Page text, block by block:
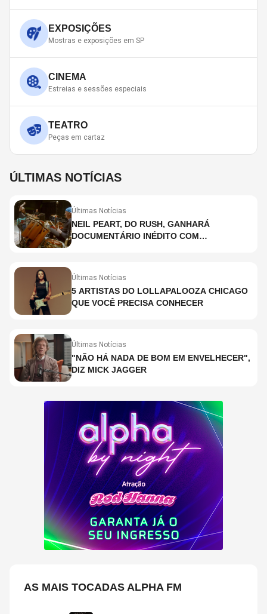
EXPOSIÇÕES
Mostras e exposições em SP
CINEMA
Estreias e sessões especiais
TEATRO
Peças em cartaz
ÚLTIMAS NOTÍCIAS
Últimas Notícias
NEIL PEART, DO RUSH, GANHARÁ
DOCUMENTÁRIO INÉDITO COM
Últimas Notícias
5 ARTISTAS DO LOLLAPALOOZA CHICAGO
QUE VOCÊ PRECISA CONHECER
Últimas Notícias
"NÃO HÁ NADA DE BOM EM ENVELHECER",
DIZ MICK JAGGER
AS MAIS TOCADAS ALPHA FM